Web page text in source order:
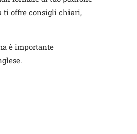
ti offre consigli chiari,
è importante